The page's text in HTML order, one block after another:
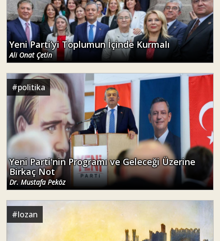
Yeni Parti’yi Toplumun İçinde Kurmalı
Ali Onat Çetin
#politika
Yeni Parti'nin Programı ve Geleceği Üzerine
Birkaç Not
Dr. Mustafa Peköz
#lozan